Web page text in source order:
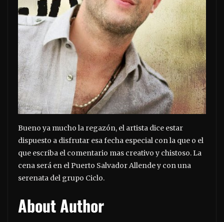
Bueno ya mucho la regazón, el artista dice estar
dispuesto a disfrutar esa fecha especial con la que o el
que escriba el comentario mas creativo y chistoso. La
cena será en el Puerto Salvador Allende y con una
serenata del grupo Ciclo.
About Author